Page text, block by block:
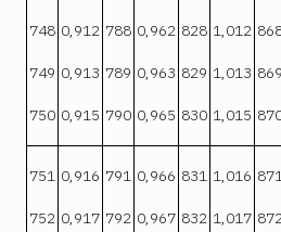
748
749
750
0,912
0,913
0,915
788
789
790
0,962
0,963
0,965
828
829
830
1,012
1,013
1,015
869
751
752
0,916
0,917
791
792
0,966
0,967
831
832
1,016
1,017